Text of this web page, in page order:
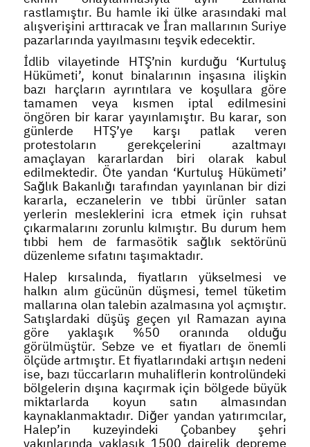
rastlamıştır. Bu hamle iki ülke arasındaki mal
alışverişini arttıracak ve İran mallarının Suriye
pazarlarında yayılmasını teşvik edecektir.
İdlib vilayetinde HTŞ’nin kurduğu ‘Kurtuluş
Hükümeti’, konut binalarının inşasına ilişkin
bazı harçların ayrıntılara ve koşullara göre
tamamen veya kısmen iptal edilmesini
öngören bir karar yayınlamıştır. Bu karar, son
günlerde HTŞ’ye karşı patlak veren
protestoların gerekçelerini azaltmayı
amaçlayan kararlardan biri olarak kabul
edilmektedir. Öte yandan ‘Kurtuluş Hükümeti’
Sağlık Bakanlığı tarafından yayınlanan bir dizi
kararla, eczanelerin ve tıbbi ürünler satan
yerlerin mesleklerini icra etmek için ruhsat
çıkarmalarını zorunlu kılmıştır. Bu durum hem
tıbbi hem de farmasötik sağlık sektörünü
düzenleme sıfatını taşımaktadır.
Halep kırsalında, fiyatların yükselmesi ve
halkın alım gücünün düşmesi, temel tüketim
mallarına olan talebin azalmasına yol açmıştır.
Satışlardaki düşüş geçen yıl Ramazan ayına
göre yaklaşık %50 oranında olduğu
görülmüştür. Sebze ve et fiyatları de önemli
ölçüde artmıştır. Et fiyatlarındaki artışın nedeni
ise, bazı tüccarların muhaliflerin kontrolündeki
bölgelerin dışına kaçırmak için bölgede büyük
miktarlarda koyun satın almasından
kaynaklanmaktadır. Diğer yandan yatırımcılar,
Halep’in kuzeyindeki Çobanbey şehri
yakınlarında yaklaşık 1500 dairelik depreme